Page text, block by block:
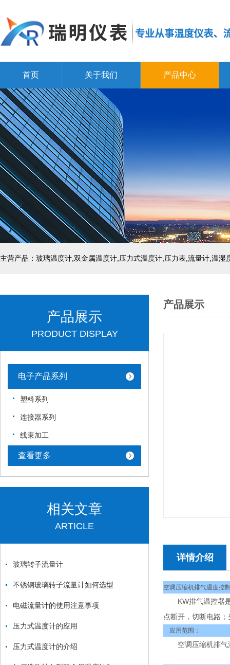
首页 关于我们 产品中心
产品展示
PRODUCT DISPLAY
电子产品系列
塑料系列
连接器系列
线束加工
查看更多
相关文章
ARTICLE
玻璃转子流量计
不锈钢玻璃转子流量计如何选型
电磁流量计的使用注意事项
压力式温度计的应用
压力式温度计的介绍
产品展示
详情介绍
空调压缩机排气温度控
KW排气温控器是
点断开，切断电路
应用范围：
空调压缩机排气